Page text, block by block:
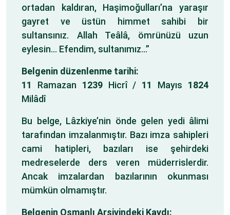
ortadan kaldıran, Haşimoğulları’na yaraşır
gayret ve üstün himmet sahibi bir
sultansınız. Allah Teâlâ, ömrünüzü uzun
eylesin… Efendim, sultanımız…”
Belgenin düzenlenme tarihi:
11
Ramazan 1239Hicrî / 11 Mayıs 1824
Milâdî
Bu belge, Lâzkiye’nin önde gelen yedi âlimi
tarafından imzalanmıştır. Bazı imza sahipleri
cami hatipleri, bazıları ise şehirdeki
medreselerde ders veren müderrislerdir.
Ancak imzalardan bazılarının okunması
mümkün olmamıştır.
Belgenin Osmanlı Arşivindeki Kaydı: